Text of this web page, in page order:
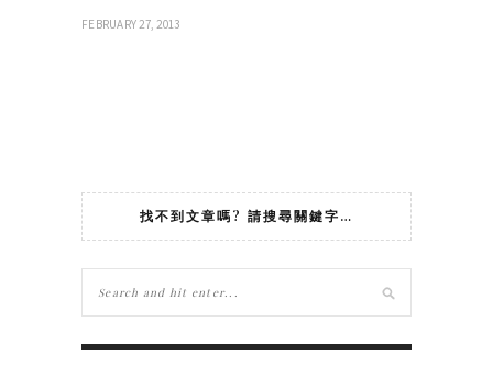
FEBRUARY 27, 2013
找不到文章嗎? 請搜尋關鍵字…